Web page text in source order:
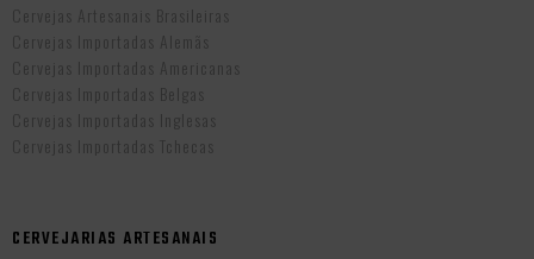
Cervejas Artesanais Brasileiras
Cervejas Importadas Alemãs
Cervejas Importadas Americanas
Cervejas Importadas Belgas
Cervejas Importadas Inglesas
Cervejas Importadas Tchecas
CERVEJARIAS ARTESANAIS